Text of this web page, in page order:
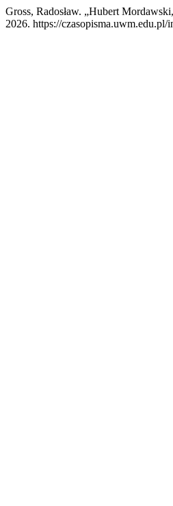
Gross, Radosław. „Hubert
2026. https://